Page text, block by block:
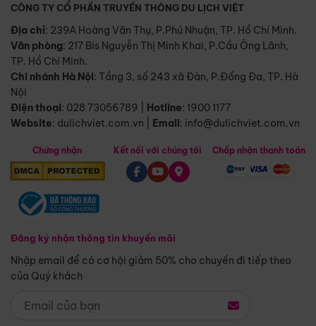
CÔNG TY CỔ PHẦN TRUYỀN THÔNG DU LỊCH VIỆT
Địa chỉ: 239A Hoàng Văn Thụ, P.Phú Nhuận, TP. Hồ Chí Minh.
Văn phòng: 217 Bis Nguyễn Thị Minh Khai, P.Cầu Ông Lãnh,
TP. Hồ Chí Minh.
Chi nhánh Hà Nội: Tầng 3, số 243 xã Đàn, P.Đống Đa, TP. Hà
Nội
Điện thoại: 028 73056789 Hotline: 1900 1177
Website: dulichviet.com.vn Email: info@dulichviet.com.vn
Chứng nhận
Đăng ký nhận thông tin khuyến mãi
Nhập email để có cơ hội giảm 50% cho chuyến đi tiếp theo
của Quý khách
Kết nối với chúng tôi Chấp nhận thanh toán